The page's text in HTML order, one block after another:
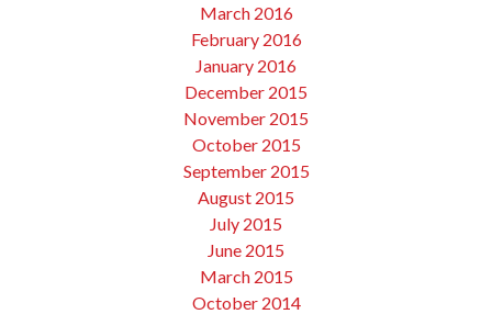
March 2016
February 2016
January 2016
December 2015
November 2015
October 2015
September 2015
August 2015
July 2015
June 2015
March 2015
October 2014